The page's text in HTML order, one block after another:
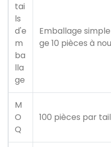
tai
ls
d'e
m
ba
lla
ge
Emballage
ge 10 pièces à
M
O
Q
100 pièces par